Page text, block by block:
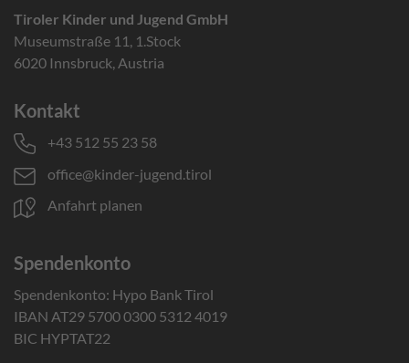
Tiroler Kinder und Jugend GmbH
Museumstraße 11, 1.Stock
6020 Innsbruck, Austria
Kontakt
+43 512 55 23 58
office@kinder-jugend.tirol
Anfahrt planen
Spendenkonto
Spendenkonto: Hypo Bank Tirol
IBAN AT29 5700 0300 5312 4019
BIC HYPTAT22